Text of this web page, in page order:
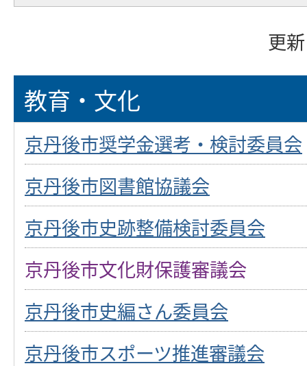
更
教育・文化
京丹後市奨学金選考・検討委員会
京丹後市図書館協議会
京丹後市史跡整備検討委員会
京丹後市文化財保護審議会
京丹後市史編さん委員会
京丹後市スポーツ推進審議会